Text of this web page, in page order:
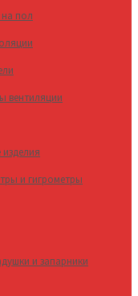
пол
вентиляции
и гигрометры
и запарники